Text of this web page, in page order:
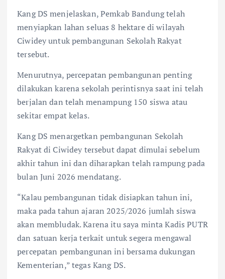
Kang DS menjelaskan, Pemkab Bandung telah
menyiapkan lahan seluas 8 hektare di wilayah
Ciwidey untuk pembangunan Sekolah Rakyat
tersebut.
Menurutnya, percepatan pembangunan penting
dilakukan karena sekolah perintisnya saat ini telah
berjalan dan telah menampung 150 siswa atau
sekitar empat kelas.
Kang DS menargetkan pembangunan Sekolah
Rakyat di Ciwidey tersebut dapat dimulai sebelum
akhir tahun ini dan diharapkan telah rampung pada
bulan Juni 2026 mendatang.
“Kalau pembangunan tidak disiapkan tahun ini,
maka pada tahun ajaran 2025/2026 jumlah siswa
akan membludak. Karena itu saya minta Kadis PUTR
dan satuan kerja terkait untuk segera mengawal
percepatan pembangunan ini bersama dukungan
Kementerian,” tegas Kang DS.